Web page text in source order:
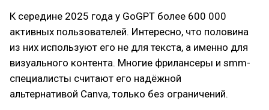
К середине 2025 года у GoGPT более 600 000
активных пользователей. Интересно, что половина
из них используют его не для текста, а именно для
визуального контента. Многие фрилансеры и smm-
специалисты считают его надёжной
альтернативой Canva, только без ограничений.